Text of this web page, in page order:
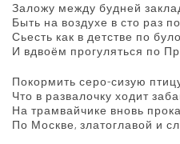
Заложу между будней
Быть на воздухе в сто раз
Сьесть как в детстве по
И вдвоём прогуляться по
Покормить серо-сизую
Что в развалочку ходит
На трамвайчике вновь
По Москве, златоглавой и